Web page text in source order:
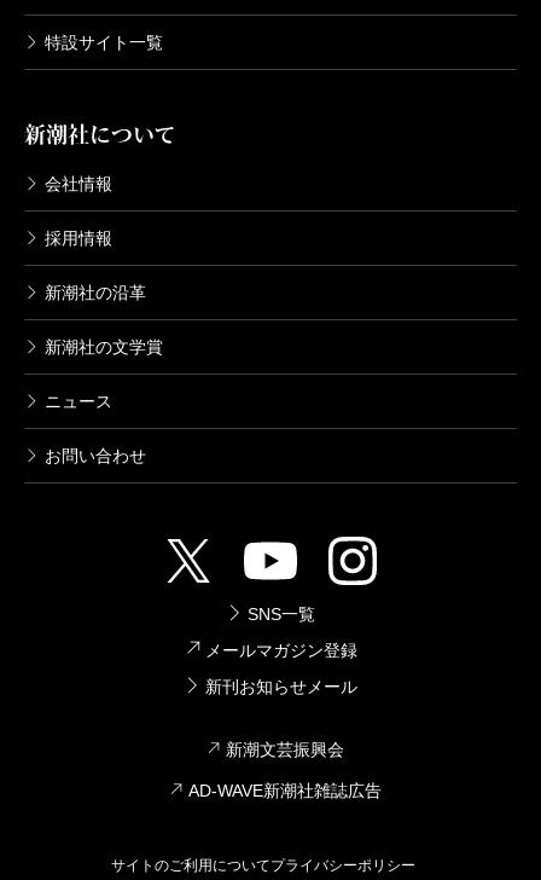
特設サイト一覧
新潮社について
会社情報
採用情報
新潮社の沿革
新潮社の文学賞
ニュース
お問い合わせ
SNS一覧
メールマガジン登録
新刊お知らせメール
新潮文芸振興会
AD-WAVE新潮社雑誌広告
サイトのご利用についてプライバシーポリシー